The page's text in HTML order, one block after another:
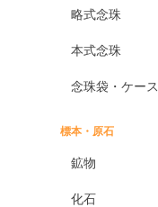
略式念珠
本式念珠
念珠袋・ケース
標本・原石
鉱物
化石